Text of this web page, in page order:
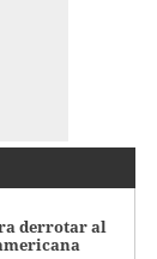
derrotar al